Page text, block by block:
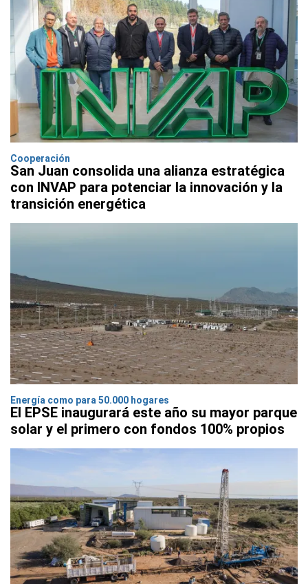
Cooperación
San Juan consolida una alianza estratégica
con INVAP para potenciar la innovación y la
transición energética
Energía como para 50.000 hogares
El EPSE inaugurará este año su mayor parque
solar y el primero con fondos 100% propios